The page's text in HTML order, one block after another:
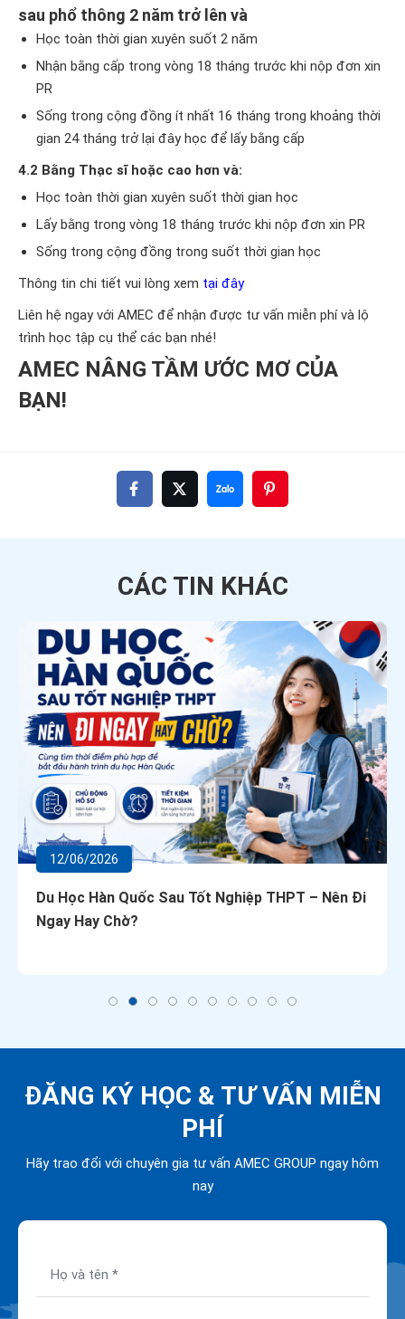
sau phổ thông 2 năm trở lên và
Học toàn thời gian xuyên suốt 2 năm
Nhận bằng cấp trong vòng 18 tháng trước khi nộp đơn xin
PR
Sống trong cộng đồng ít nhất 16 tháng trong khoảng thời
gian 24 tháng trở lại đây học để lấy bằng cấp
4.2 Bằng Thạc sĩ hoặc cao hơn và:
Học toàn thời gian xuyên suốt thời gian học
Lấy bằng trong vòng 18 tháng trước khi nộp đơn xin PR
Sống trong cộng đồng trong suốt thời gian học
Thông tin chi tiết vui lòng xem tại đây
Liên hệ ngay với AMEC để nhận được tư vấn miễn phí và lộ
trình học tập cụ thể các bạn nhé!
AMEC NÂNG TẦM ƯỚC MƠ CỦA
BẠN!
CÁC TIN KHÁC
12/06/2026
Du Học Hàn Quốc Sau Tốt Nghiệp THPT – Nên Đi
Ngay Hay Chờ?
ĐĂNG KÝ HỌC & TƯ VẤN MIỄN
PHÍ
Hãy trao đổi với chuyên gia tư vấn AMEC GROUP ngay hôm
nay